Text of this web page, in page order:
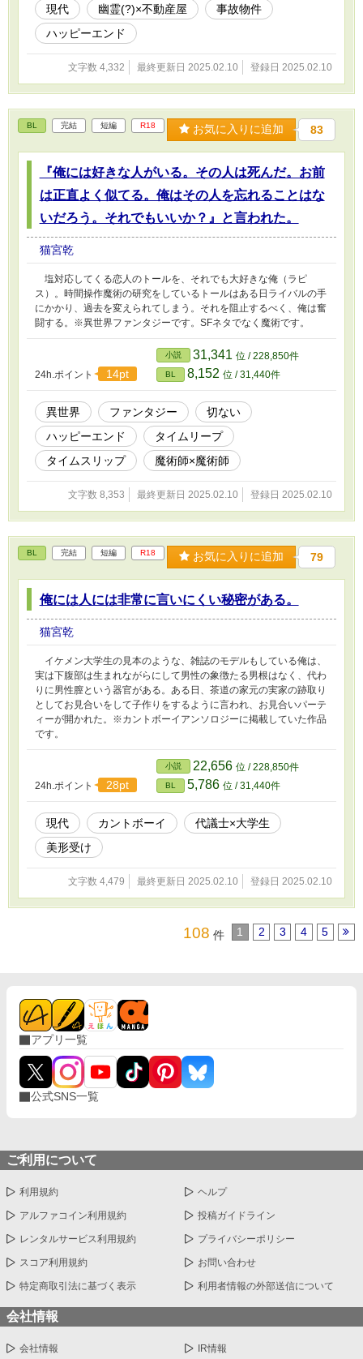
現代 幽霊(?)×不動産屋
事故物件
ハッピーエンド
文字数 4,332 最終更新日 2025.02.10 登録日 2025.02.10
BL 完結 短編 R18 お気に入りに追加 83
『俺には好きな人がいる。その人は死んだ。お前
は正直よく似てる。俺はその人を忘れることはな
いだろう。それでもいいか？』と言われた。
猫宮乾
塩対応してくる恋人のトールを、それでも大好きな俺（ラピ
ス）。時間操作魔術の研究をしているトールはある日ライバルの手
にかかり、過去を変えられてしまう。それを阻止するべく、俺は奮
闘する。※異世界ファンタジーです。SFネタでなく魔術です。
24h.ポイント 14pt
小説 31,341 位 / 228,850件
BL 8,152 位 / 31,440件
異世界 ファンタジー
切ない
ハッピーエンド
タイムリープ
タイムスリップ
魔術師×魔術師
文字数 8,353 最終更新日 2025.02.10 登録日 2025.02.10
BL 完結 短編 R18 お気に入りに追加 79
俺には人には非常に言いにくい秘密がある。
猫宮乾
イケメン大学生の見本のような、雑誌のモデルもしている俺は、
実は下腹部は生まれながらにして男性の象徴たる男根はなく、代わ
りに男性膣という器官がある。ある日、茶道の家元の実家の跡取り
としてお見合いをして子作りをするように言われ、お見合いパーテ
ィーが開かれた。※カントボーイアンソロジーに掲載していた作品
です。
24h.ポイント 28pt
小説 22,656 位 / 228,850件
BL 5,786 位 / 31,440件
現代 カントボーイ
代議士×大学生
美形受け
文字数 4,479 最終更新日 2025.02.10 登録日 2025.02.10
108 件 1 2 3 4 5
アプリ一覧
公式SNS一覧
ご利用について
利用規約 ヘルプ
アルファコイン利用規約 投稿ガイドライン
レンタルサービス利用規約 プライバシーポリシー
スコア利用規約 お問い合わせ
特定商取引法に基づく表示 利用者情報の外部送信について
会社情報
会社情報 IR情報